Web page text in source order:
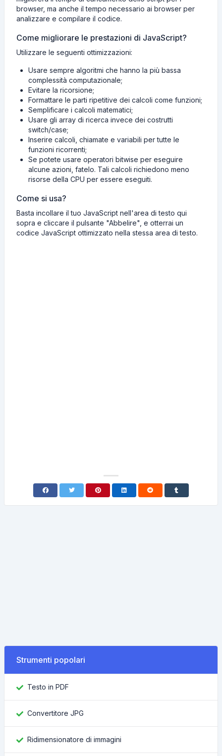
browser, ma anche il tempo necessario ai browser per
analizzare e compilare il codice.
Come migliorare le prestazioni di JavaScript?
Utilizzare le seguenti ottimizzazioni:
Usare sempre algoritmi che hanno la più bassa
complessità computazionale;
Evitare la ricorsione;
Formattare le parti ripetitive dei calcoli come funzioni;
Semplificare i calcoli matematici;
Usare gli array di ricerca invece dei costrutti
switch/case;
Inserire calcoli, chiamate e variabili per tutte le
funzioni ricorrenti;
Se potete usare operatori bitwise per eseguire
alcune azioni, fatelo. Tali calcoli richiedono meno
risorse della CPU per essere eseguiti.
Come si usa?
Basta incollare il tuo JavaScript nell'area di testo qui
sopra e cliccare il pulsante "Abbelire", e otterrai un
codice JavaScript ottimizzato nella stessa area di testo.
Strumenti popolari
Testo in PDF
Convertitore JPG
Ridimensionatore di immagini